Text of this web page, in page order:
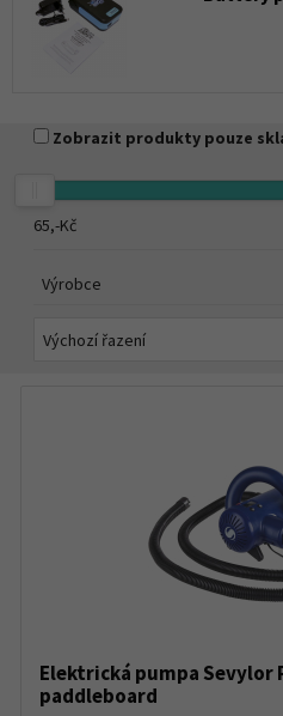
Zobrazit produkty pouze
65,-Kč
Výrobce
Elektrická pumpa Sevylor
paddleboard